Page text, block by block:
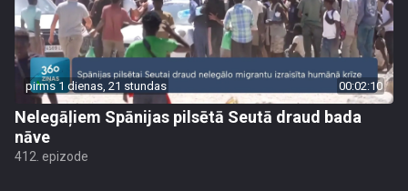
pirms 1 dienas, 21 stundas 00:02:10
Nelegāļiem Spānijas pilsētā Seutā draud bada
nāve
412. epizode